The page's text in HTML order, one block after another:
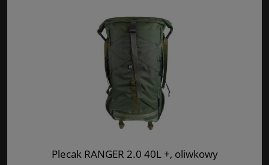
Plecak RANGER 2.0 40L +, oliwkowy